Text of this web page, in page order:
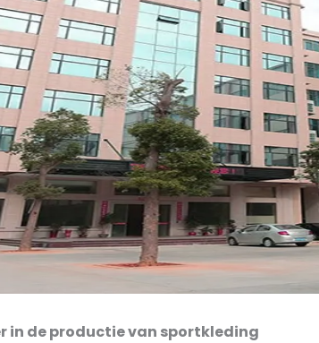
in de productie van sportkleding